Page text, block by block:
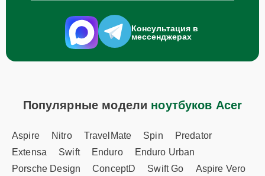
Консультация в
мессенджерах
Популярные модели ноутбуков Acer
Aspire Nitro TravelMate Spin
Predator
Extensa
Swift Enduro
Enduro Urban
Porsche Design
ConceptD Swift Go Aspire Vero